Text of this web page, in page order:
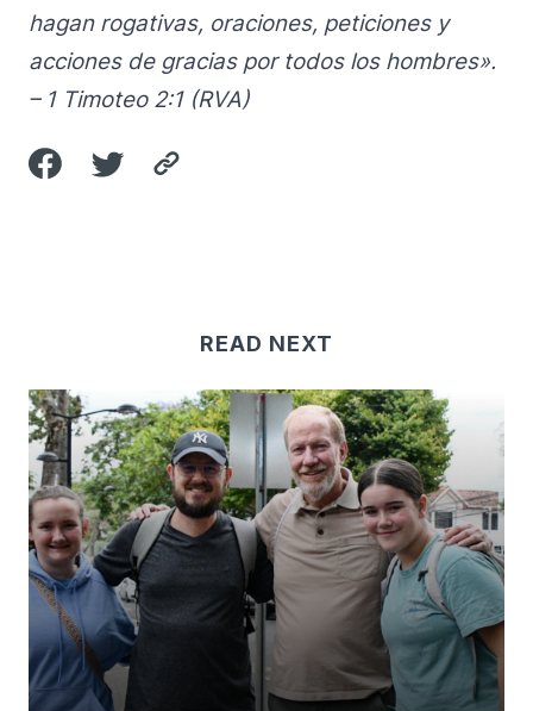
hagan rogativas, oraciones, peticiones y
acciones de gracias por todos los hombres».
– 1 Timoteo 2:1 (RVA)
READ NEXT